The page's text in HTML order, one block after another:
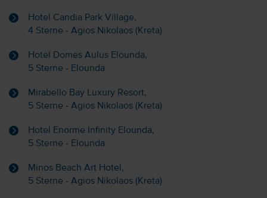
Hotel Candia Park Village,
4 Sterne - Agios Nikolaos (Kreta)
Hotel Domes Aulus Elounda,
5 Sterne - Elounda
Mirabello Bay Luxury Resort,
5 Sterne - Agios Nikolaos (Kreta)
Hotel Enorme Infinity Elounda,
5 Sterne - Elounda
Minos Beach Art Hotel,
5 Sterne - Agios Nikolaos (Kreta)